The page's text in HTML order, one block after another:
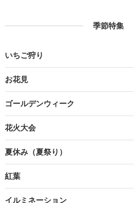
季節特集
いちご狩り
お花見
ゴールデンウィーク
花火大会
夏休み（夏祭り）
紅葉
イルミネーション